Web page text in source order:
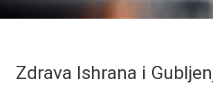
Zdrava Ishrana i